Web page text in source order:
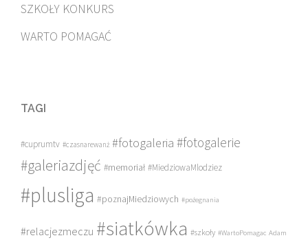
SZKOŁY KONKURS
WARTO POMAGAĆ
TAGI
#cuprumtv #czasnarewanż #fotogaleria #fotogalerie
#galeriazdjęć #memoriał #MiedziowaMlodziez
#plusliga #poznajMiedziowych #pożegnania
#relacjezmeczu #siatkówka #szkoły #WartoPomagac Adam